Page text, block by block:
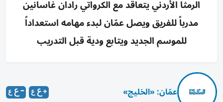
الرمثا الأردني يتعاقد مع الكرواتي رادان غاسانين
مدرباً للفريق ويصل عمّان لبدء مهامه استعداداً
للموسم الجديد ويتابع ودية قبل التدريب
عمّان: «الخليج»